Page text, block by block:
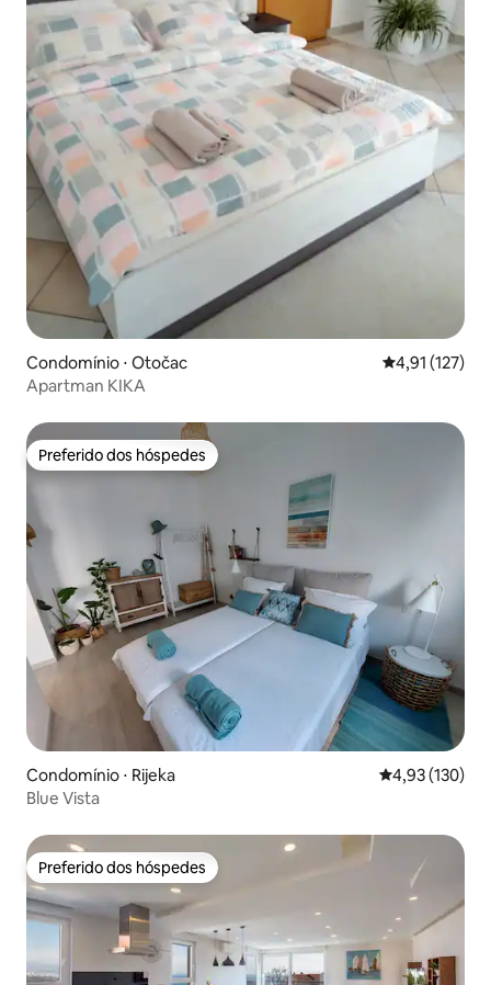
Condomínio ⋅ Otočac 4,91 de uma
4,91 (127)
Apartman KIKA
Preferido dos hóspedes
Preferido dos hóspedes
Condomínio ⋅ Rijeka 4,93 de uma
4,93 (130)
Blue Vista
Preferido dos hóspedes
Preferido dos hóspedes